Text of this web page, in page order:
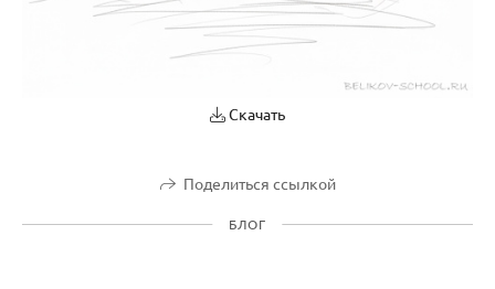
Скачать
Поделиться ссылкой
БЛОГ